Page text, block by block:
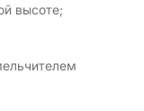
высоте;